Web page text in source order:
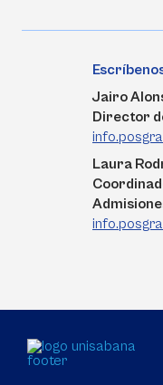
Jairo
Director
Laura